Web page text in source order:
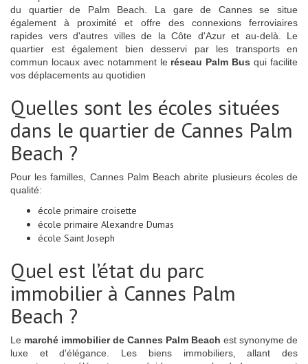
du quartier de Palm Beach. La gare de Cannes se situe
également à proximité et offre des connexions ferroviaires
rapides vers d'autres villes de la Côte d'Azur et au-delà. Le
quartier est également bien desservi par les transports en
commun locaux avec notamment le réseau Palm Bus qui facilite
vos déplacements au quotidien
Quelles sont les écoles situées
dans le quartier de Cannes Palm
Beach ?
Pour les familles, Cannes Palm Beach abrite plusieurs écoles de
qualité:
école primaire croisette
école primaire Alexandre Dumas
école Saint Joseph
Quel est l’état du parc
immobilier à Cannes Palm
Beach ?
Le marché immobilier de Cannes Palm Beach est synonyme de
luxe et d'élégance. Les biens immobiliers, allant des